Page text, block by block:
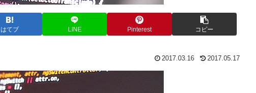
はてブ LINE Pinterest コピー
2017.03.16 2017.05.17